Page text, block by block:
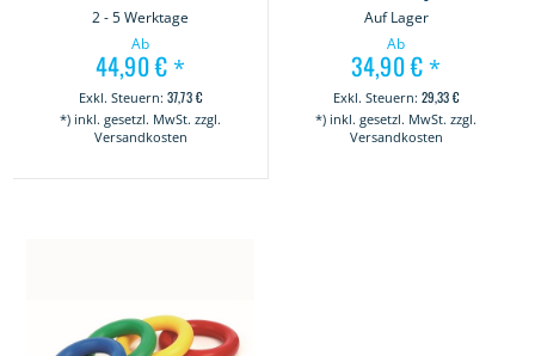
2 - 5 Werktage
Ab
44,90 €*
37,73 €
*) inkl. gesetzl. MwSt. zzgl.
Versandkosten
Auf Lager
Ab
34,90 €*
29,33 €
*) inkl. gesetzl. MwSt. zzgl.
Versandkosten